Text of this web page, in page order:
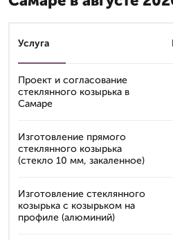
Услуга
Проект и согласование
стеклянного козырька в
Самаре
Изготовление прямого
стеклянного козырька
(стекло 10 мм, закаленное)
Изготовление стеклянного
козырька с козырьком на
профиле (алюминий)